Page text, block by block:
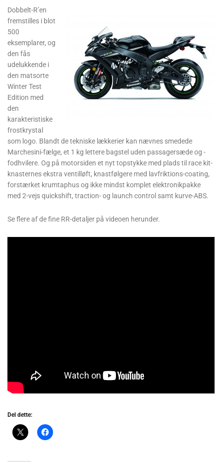
Dobbelt-R’en
fremstilles i blot
500
eksemplarer, og
den fås
udelukkende i
den matsorte
Winter Test
Edition med
den
karakteristiske
frostkrystal
som logo. Blandt de tekniske lækkerier kan nævnes smedede
Marchesini-fælge, et 1 kg lettere bagstel uden passagersæde og -
fodhvilere. Og på motorsiden et nyt topstykke med plads til race kit-
knasternes ekstra ventilløft, knastfølgere med lavfriktions-coating,
forstærket krumtaphus og ikke mindst komplet elektronikpakke
med 2-vejs quickshift, traction- og launch control samt kurve-ABS.
Se flere af de fine RR-detaljer på videoen herunder.
Del dette: